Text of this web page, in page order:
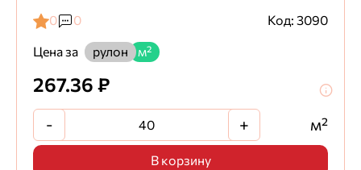
0
0
Код: 3090
Цена за
рулон м²
267.36 ₽
- + м²
В корзину